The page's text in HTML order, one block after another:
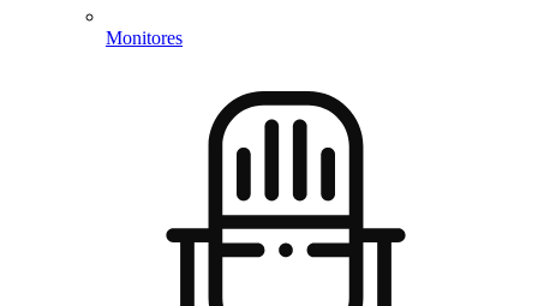
Monitores